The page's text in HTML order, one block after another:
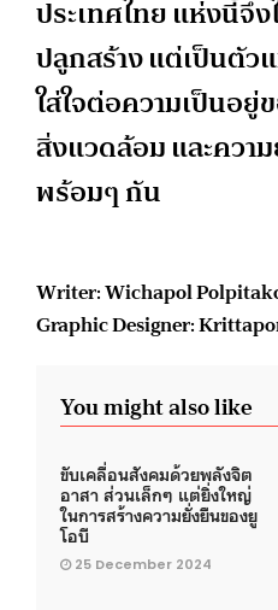
ประเทศไทย แห่งนี้จึ
ปลูกสร้าง แต่เป็นตั
ใส่ใจต่อความเป็นอ
สิ่งแวดล้อม และควา
พร้อมๆ กัน
Writer: Wichapol
Graphic Designer:
You might also like
ขับเคลื่อนสังคมด้วยพลังจิต
อาสา ส่วนเล็กๆ แต่ยิ่งใหญ่
ในการสร้างความยั่งยืนของยู
โอบี
25 December 2024